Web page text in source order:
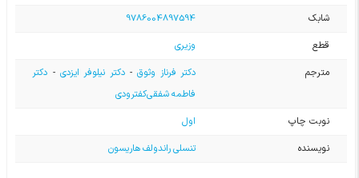
شابک
9786004897594
قطع
وزیری
مترجم
دکتر فرناز وثوق-دکتر نیلوفر ایزدی- دکتر
فاطمه شفقی‌کفترودی
نوبت چاپ
اول
نویسنده
تنسلی راندولف هاریسون